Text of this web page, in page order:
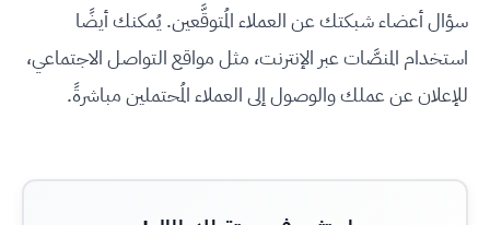
سؤال أعضاء شبكتك عن العملاء المُتوقَّعين. يُمكنك أيضًا
استخدام المنصَّات عبر الإنترنت، مثل مواقع التواصل الاجتماعي،
للإعلان عن عملك والوصول إلى العملاء المُحتملين مباشرةً.